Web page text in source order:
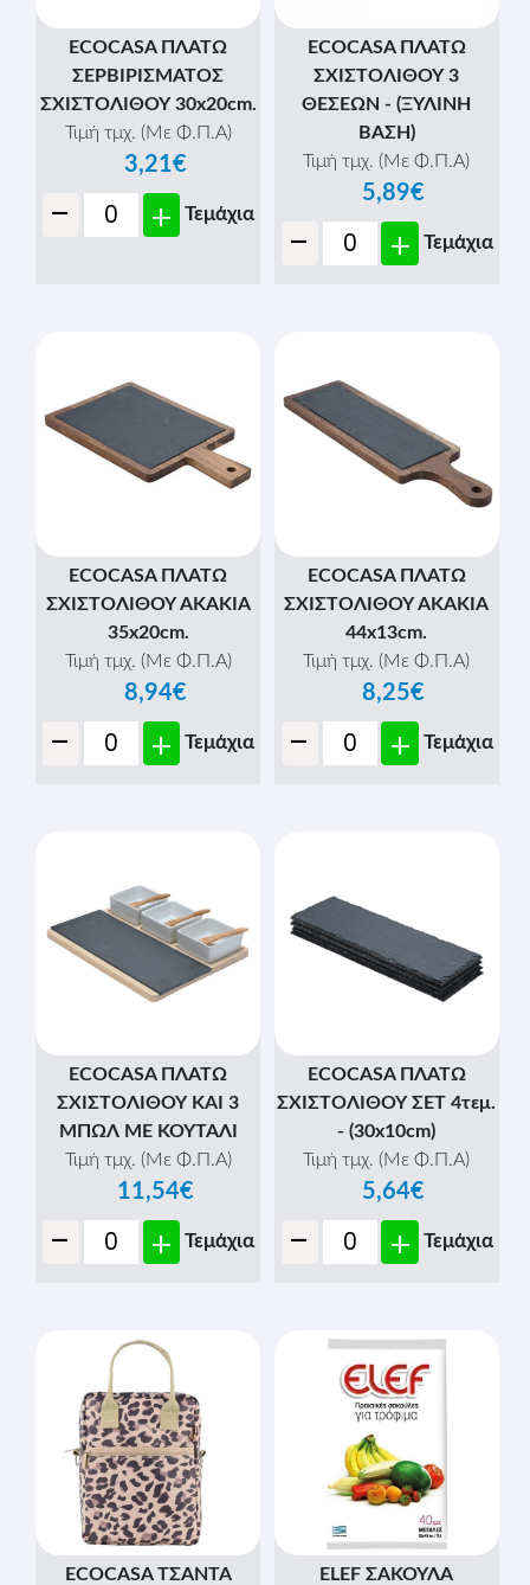
ECOCASA ΠΛΑΤΩ
ΣΕΡΒΙΡΙΣΜΑΤΟΣ
ΣΧΙΣΤΟΛIΘΟΥ 30x20cm.
Τιμή τμχ. (Με Φ.Π.Α)
3,21€
- + Τεμάχια
ECOCASA ΠΛΑΤΩ
ΣΧΙΣΤΟΛΙΘΟΥ 3
ΘΕΣΕΩΝ - (ΞΥΛΙΝΗ
ΒΑΣΗ)
Τιμή τμχ. (Με Φ.Π.Α)
5,89€
- + Τεμάχια
ECOCASA ΠΛΑΤΩ
ΣΧΙΣΤΟΛΙΘΟΥ ΑΚΑΚΙΑ
35x20cm.
Τιμή τμχ. (Με Φ.Π.Α)
8,94€
- + Τεμάχια
ECOCASA ΠΛΑΤΩ
ΣΧΙΣΤΟΛΙΘΟΥ ΑΚΑΚΙΑ
44x13cm.
Τιμή τμχ. (Με Φ.Π.Α)
8,25€
- + Τεμάχια
ECOCASA ΠΛΑΤΩ
ΣΧΙΣΤΟΛΙΘΟΥ ΚΑΙ 3
ΜΠΩΛ ΜΕ ΚΟΥΤΑΛΙ
Τιμή τμχ. (Με Φ.Π.Α)
11,54€
- + Τεμάχια
ECOCASA ΠΛΑΤΩ
ΣΧΙΣΤΟΛΙΘΟΥ ΣΕΤ 4τεμ.
- (30x10cm)
Τιμή τμχ. (Με Φ.Π.Α)
5,64€
- + Τεμάχια
ECOCASA ΤΣΑΝΤΑ
ELEF ΣΑΚΟΥΛΑ